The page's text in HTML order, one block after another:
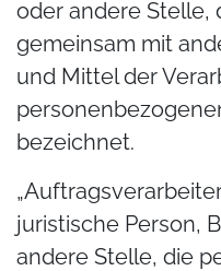
oder andere Stelle,
gemeinsam mit
und Mittel der
bezeichnet.
juristische Person,
andere Stelle, die